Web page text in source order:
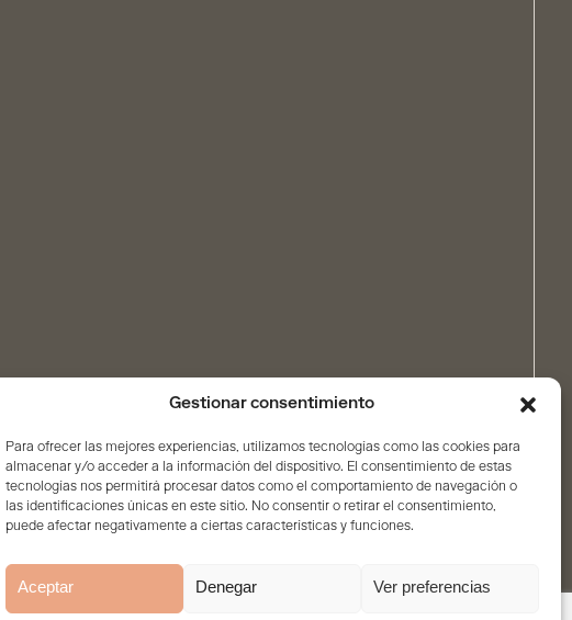
Gestionar consentimiento
Para ofrecer las mejores experiencias, utilizamos tecnologías como las cookies para
almacenar y/o acceder a la información del dispositivo. El consentimiento de estas
tecnologías nos permitirá procesar datos como el comportamiento de navegación o
las identificaciones únicas en este sitio. No consentir o retirar el consentimiento,
puede afectar negativamente a ciertas características y funciones.
Aceptar Denegar Ver preferencias